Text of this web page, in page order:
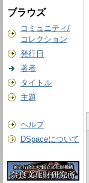
ブラウズ
コミュニティ/
コレクション
発行日
著者
タイトル
主題
ヘルプ
DSpaceについて